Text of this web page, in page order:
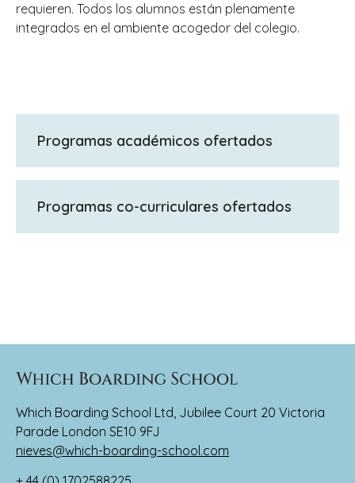
requieren. Todos los alumnos están plenamente
integrados en el ambiente acogedor del colegio.
Programas académicos ofertados
Shiplake College ofrece un currículo amplio
cada alumno. En la Escuela Inferior (Years 7
y 8), chicos y chicas exploran una variedad
Bachillerato (Years 12–13), los alumnos
incluyen A-levels y algunas titulaciones
vocacionales BTEC.
Programas co-curriculares ofertados
competitivos en rugby, cricket, fútbol,
acondicionamiento físico general.
Shiplake promueve un enfoque integral de la
educación, fomentando el desarrollo
Which Boarding School Ltd, Jubilee Court 20 Victoria
Parade London SE10 9FJ
nieves@which-boarding-school.com